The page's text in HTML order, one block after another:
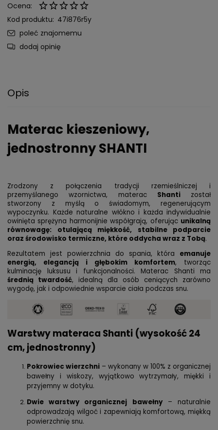
Ocena:
Kod produktu: 47i876r5y
poleć znajomemu
dodaj opinię
Opis
Materac kieszeniowy,
jednostronny SHANTI
Zrodzony z połączenia tradycji rzemieślniczej i
przemyślanego wzornictwa, materac Shantizostał
stworzony z myślą o świadomym, regenerującym
wypoczynku. Każde naturalne włókno i każda indywidualnie
owinięta sprężyna harmonijnie współgrają, oferując unikalną
równowagę: otulającą miękkość, stabilne podparcie
oraz środowisko termiczne, które oddycha wraz z Tobą.
Rezultatem jest powierzchnia do spania, która emanuje
energią, elegancją i głębokim komfortem, tworząc
kulminację luksusu i funkcjonalności. Materac Shanti ma
średnią twardość, idealną dla osób ceniących zarówno
wygodę, jak i odpowiednie wsparcie ciała podczas snu.
Warstwy materaca Shanti (wysokość 24
cm, jednostronny)
Pokrowiec wierzchni – wykonany w 100% z organicznej
bawełny i wiskozy, wyjątkowo wytrzymały, miękki i
przyjemny w dotyku.
Dwie warstwy organicznej bawełny– naturalnie
odprowadzają wilgoć i zapewniają komfortową, miękką
powierzchnię snu.